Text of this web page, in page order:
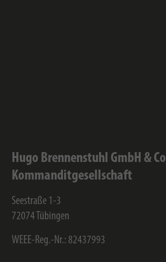
Hugo Brennenstuhl GmbH & Co
Kommanditgesellschaft
Seestraße 1-3
72074 Tübingen
WEEE-Reg.-Nr.: 82437993